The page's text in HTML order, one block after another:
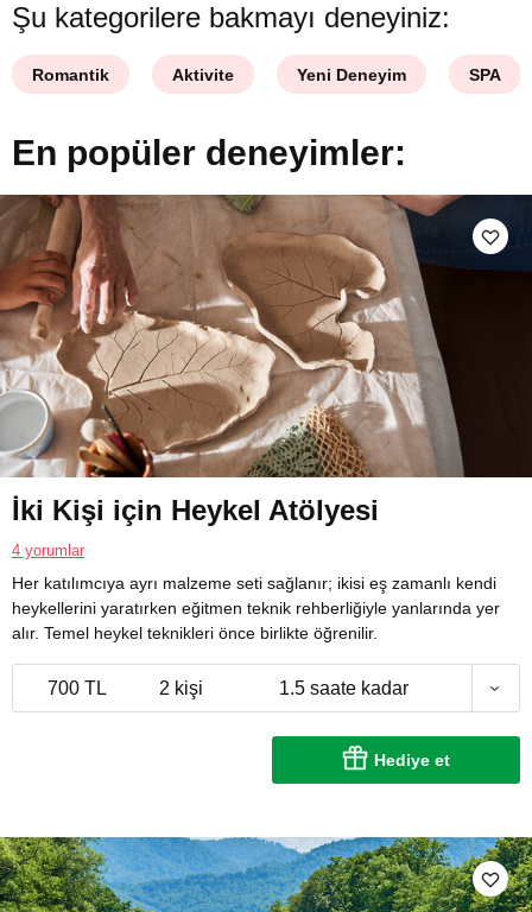
Şu kategorilere bakmayı deneyiniz:
Romantik Aktivite Yeni Deneyim SPA
En popüler deneyimler:
İki Kişi için Heykel Atölyesi
4 yorumlar
Her katılımcıya ayrı malzeme seti sağlanır; ikisi eş zamanlı kendi
heykellerini yaratırken eğitmen teknik rehberliğiyle yanlarında yer
alır. Temel heykel teknikleri önce birlikte öğrenilir.
700 TL 2 kişi 1.5 saate kadar
Hediye et